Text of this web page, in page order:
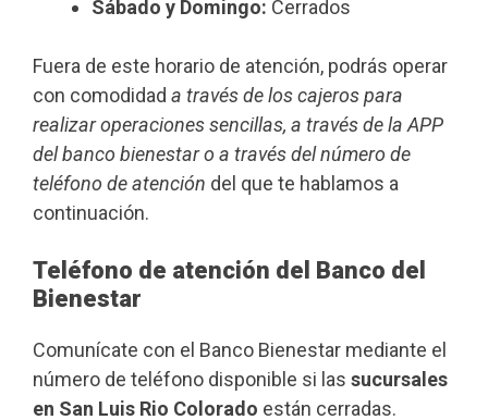
Sábado y Domingo: Cerrados
Fuera de este horario de atención, podrás operar
con comodidad a través de los cajeros para
realizar operaciones sencillas, a través de la APP
del banco bienestar o a través del número de
teléfono de atención del que te hablamos a
continuación.
Teléfono de atención del Banco del
Bienestar
Comunícate con el Banco Bienestar mediante el
número de teléfono disponible si las sucursales
en San Luis Rio Colorado están cerradas.